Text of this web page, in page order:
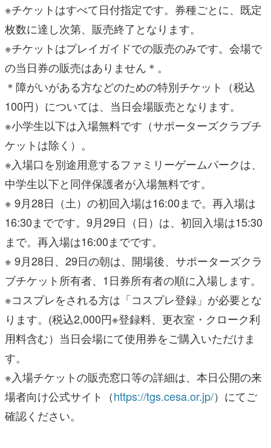
※チケットはすべて日付指定です。券種ごとに、既定
枚数に達し次第、販売終了となります。
※チケットはプレイガイドでの販売のみです。会場で
の当日券の販売はありません＊。
＊障がいがある方などのための特別チケット（税込
100円）については、当日会場販売となります。
※小学生以下は入場無料です（サポーターズクラブチ
ケットは除く）。
※入場口を別途用意するファミリーゲームパークは、
中学生以下と同伴保護者が入場無料です。
※ 9月28日（土）の初回入場は16:00まで。再入場は
16:30までです。9月29日（日）は、初回入場は15:30
まで。再入場は16:00までです。
※ 9月28日、29日の朝は、開場後、サポーターズクラ
ブチケット所有者、1日券所有者の順に入場します。
※コスプレをされる方は「コスプレ登録」が必要とな
ります。(税込2,000円※登録料、更衣室・クローク利
用料含む）当日会場にて使用券をご購入いただけま
す。
※入場チケットの販売窓口等の詳細は、本日公開の来
場者向け公式サイト（https://tgs.cesa.or.jp/）にてご
確認ください。